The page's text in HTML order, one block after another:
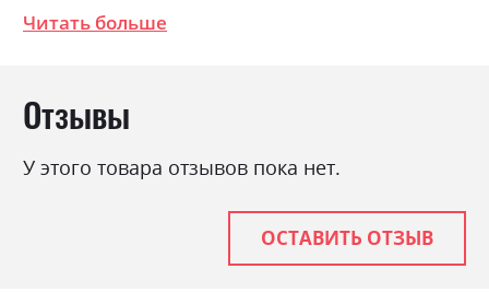
Спальное место
Читать больше
Отзывы
У этого товара отзывов пока нет.
ОСТАВИТЬ ОТЗЫВ